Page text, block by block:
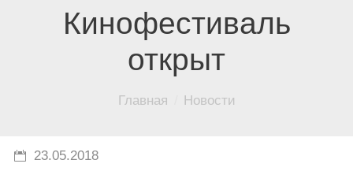
Новости
Культура и Традиции
Хроника
Кинофестиваль
открыт
Главная Новости
23.05.2018